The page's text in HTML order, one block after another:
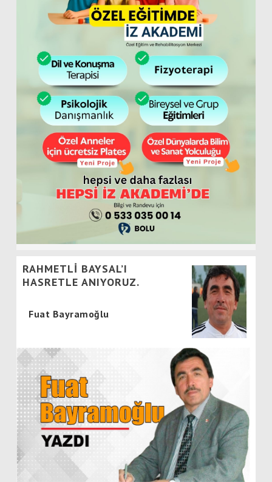
RAHMETLİ BAYSAL’I
HASRETLE ANIYORUZ.
Fuat Bayramoğlu